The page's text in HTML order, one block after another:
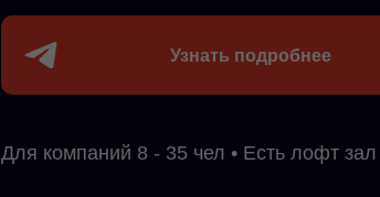
Узнать подробнее
Для компаний 8 - 35 чел • Есть лофт